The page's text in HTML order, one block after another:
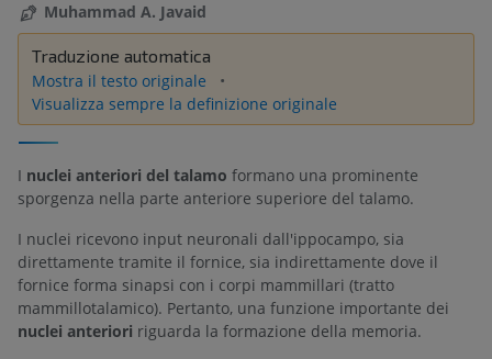
Muhammad A. Javaid
Traduzione automatica
Mostra il testo originale
Visualizza sempre la definizione originale
I nuclei anteriori del talamo formano una prominente
sporgenza nella parte anteriore superiore del talamo.
I nuclei ricevono input neuronali dall'ippocampo, sia
direttamente tramite il fornice, sia indirettamente dove il
fornice forma sinapsi con i corpi mammillari (tratto
mammillotalamico). Pertanto, una funzione importante dei
nuclei anteriori riguarda la formazione della memoria.